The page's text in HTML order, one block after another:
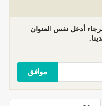
أدخل نفس العنوان
موافق